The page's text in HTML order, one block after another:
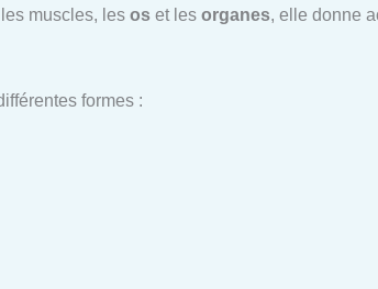
les muscles, les os et les organes, elle donne
formes :